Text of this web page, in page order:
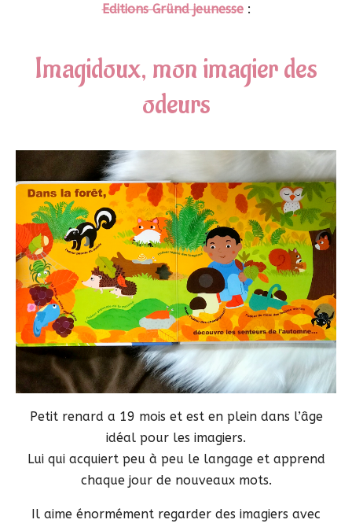
Editions Gründ jeunesse:
Imagidoux, mon imagier des
odeurs
Petit renard a 19 mois et est en plein dans l’âge
idéal pour les imagiers.
Lui qui acquiert peu à peu le langage et apprend
chaque jour de nouveaux mots.
Il aime énormément regarder des imagiers avec